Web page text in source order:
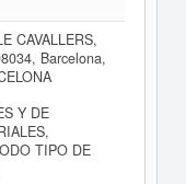
CAVALLERS,
Barcelona,
Y DE
TIPO DE